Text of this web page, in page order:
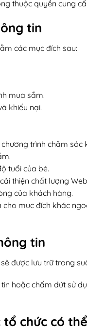
thuộc quyền cung
tin
các mục đích sau:
mua sắm.
khiếu nại.
trình chăm
tuổi của bé.
thiện chất lượng
của khách hàng.
mục đích khác
tin
được lưu trữ trong
hoặc chấm dứt sử
tổ chức có